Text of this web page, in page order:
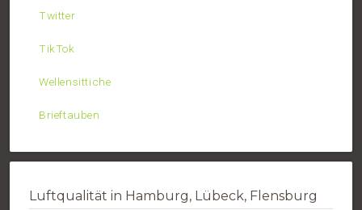
Twitter
TikTok
Wellensittiche
Brieftauben
Luftqualität in Hamburg, Lübeck, Flensburg